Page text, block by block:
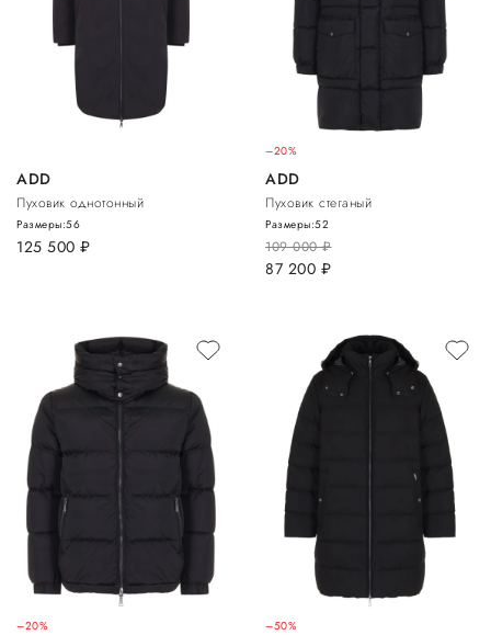
ADD
Пуховик однотонный
125 500 руб.
Размеры:56
–20%
ADD
Пуховик стеганый
109 000руб.
87 200 руб.
Размеры:52
–20% –50%